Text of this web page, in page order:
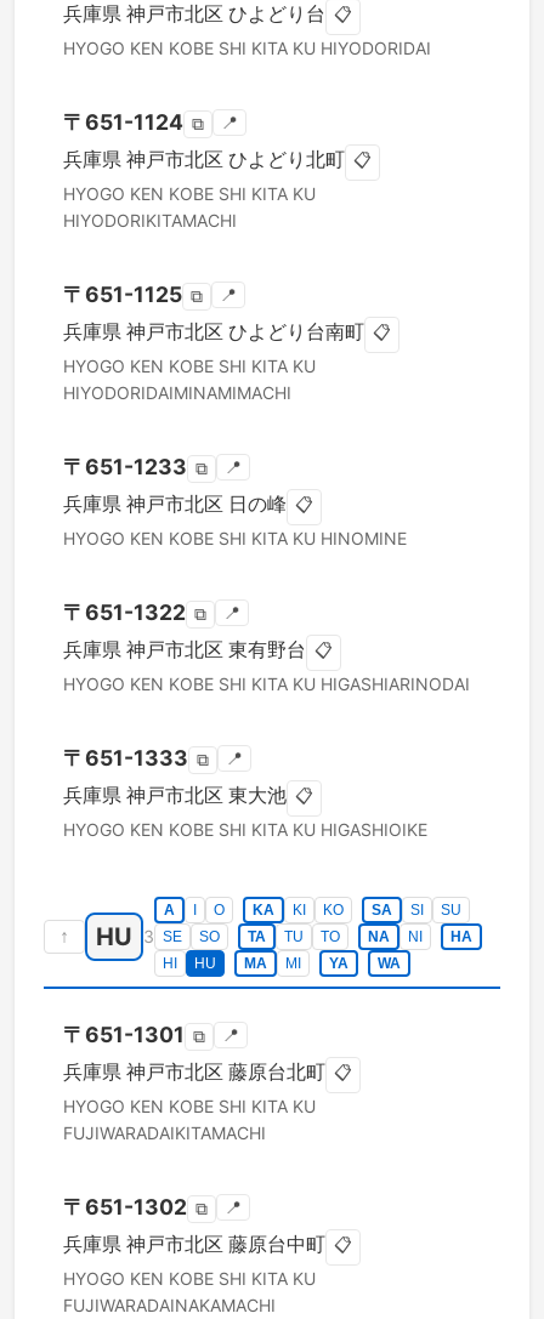
兵庫県 神戸市北区 ひよどり台 📋
HYOGO KEN KOBE SHI KITA KU HIYODORIDAI
〒651-1124 ⧉ 📍
兵庫県 神戸市北区 ひよどり北町 📋
HYOGO KEN KOBE SHI KITA KU
HIYODORIKITAMACHI
〒651-1125 ⧉ 📍
兵庫県 神戸市北区 ひよどり台南町 📋
HYOGO KEN KOBE SHI KITA KU
HIYODORIDAIMINAMIMACHI
〒651-1233 ⧉ 📍
兵庫県 神戸市北区 日の峰 📋
HYOGO KEN KOBE SHI KITA KU HINOMINE
〒651-1322 ⧉ 📍
兵庫県 神戸市北区 東有野台 📋
HYOGO KEN KOBE SHI KITA KU HIGASHIARINODAI
〒651-1333 ⧉ 📍
兵庫県 神戸市北区 東大池 📋
HYOGO KEN KOBE SHI KITA KU HIGASHIOIKE
↑ HU 3
A O KA KI KO SA SI
SU
SE
SO TA TU TO NA NI
HA
HI
HU MA MI YA WA
〒651-1301 ⧉ 📍
兵庫県 神戸市北区 藤原台北町 📋
HYOGO KEN KOBE SHI KITA KU
FUJIWARADAIKITAMACHI
〒651-1302 ⧉ 📍
兵庫県 神戸市北区 藤原台中町 📋
HYOGO KEN KOBE SHI KITA KU
FUJIWARADAINAKAMACHI